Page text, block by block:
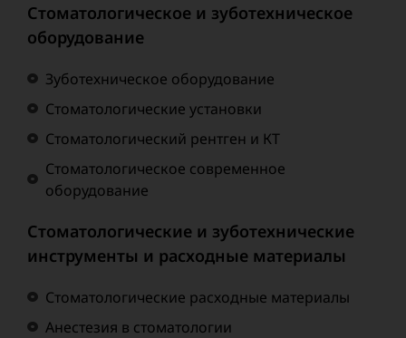
Стоматологическое и зуботехническое
оборудование
Зуботехническое оборудование
Стоматологические установки
Стоматологический рентген и КТ
Стоматологическое современное
оборудование
Стоматологические и зуботехнические
инструменты и расходные материалы
Стоматологические расходные материалы
Анестезия в стоматологии